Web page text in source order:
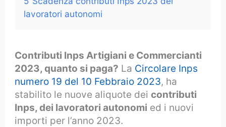
lavoratori autonomi
Contributi Inps Artigiani e Commercianti
2023, quanto si paga? La Circolare Inps
numero 19 del 10 Febbraio 2023, ha
stabilito le nuove aliquote deicontributi
Inps, dei lavoratori autonomi ed i nuovi
importi per l’anno 2023.